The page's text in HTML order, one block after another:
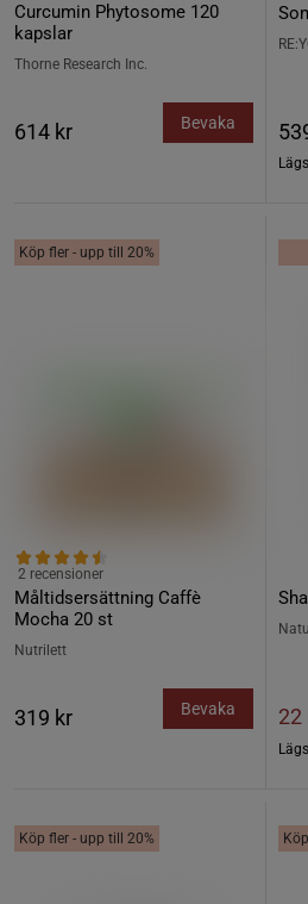
Curcumin Phytosome 120
kapslar
Thorne Research Inc.
614 kr Bevaka
Köp fler - upp till 20%
Måltidsersättning Caffè
Mocha 20 st
2 recensioner
Nutrilett
319 kr Bevaka 22
Köp fler - upp till 20%